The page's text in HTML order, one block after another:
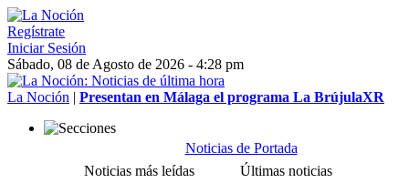
Regístrate
Iniciar Sesión
Sábado, 08 de Agosto de 2026 - 4:28 pm
La Noción | Presentan en Málaga el programa La BrújulaXR
Noticias de Portada
Noticias más leídas
Últimas noticias